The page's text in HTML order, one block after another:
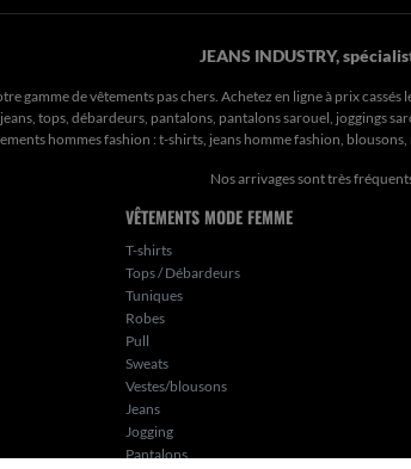
JEANS INDUSTRY,
gamme de vêtements pas chers. Achetez en ligne à prix
tops, débardeurs, pantalons, pantalons sarouel, joggings
hommes fashion : t-shirts, jeans homme fashion,
Nos arrivages sont très
VÊTEMENTS MODE FEMME
T-shirts
Tops / Débardeurs
Tuniques
Robes
Pull
Sweats
Vestes/blousons
Jeans
Jogging
Pantalons